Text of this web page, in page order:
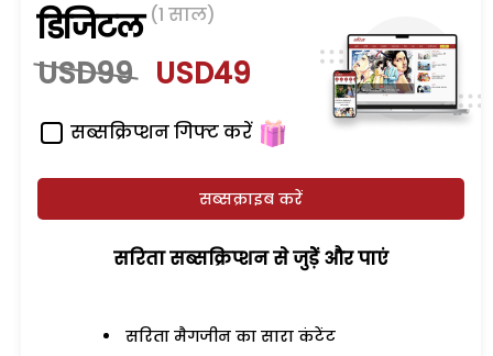
डिजिटल (1 साल)
USD99 USD49
सब्सक्रिप्शन गिफ्ट करें
सब्सक्राइब करें
सरिता सब्सक्रिप्शन से जुड़ेें और पाएं
सरिता मैगजीन का सारा कंटेंट